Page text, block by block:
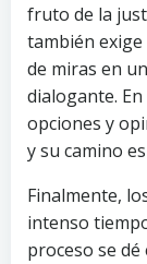
fruto de la
también
de miras en
dialogante.
opciones y
y su camino
Finalmente,
intenso
proceso se dé